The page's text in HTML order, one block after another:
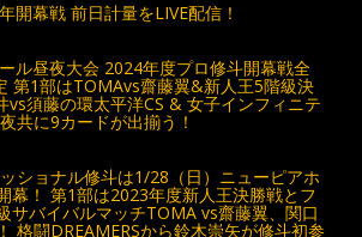
開幕戦 前日計量をLIVE配信！
ル昼夜大会 2024年度プロ修斗開幕戦全
第1部はTOMAvs齋藤翼&新人王5階級決
vs須藤の環太平洋CS & 女子インフィニテ
共に9カードが出揃う！
ショナル修斗は1/28（日）ニューピアホ
幕！ 第1部は2023年度新人王決勝戦とフ
サバイバルマッチTOMA vs齋藤翼、関口
格闘DREAMERSから鈴木崇矢が修斗初参